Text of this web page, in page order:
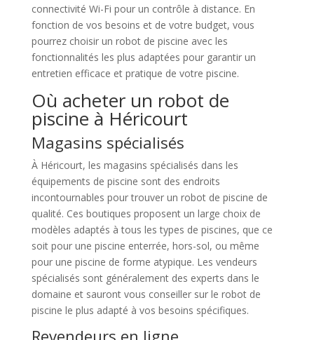
connectivité Wi-Fi pour un contrôle à distance. En
fonction de vos besoins et de votre budget, vous
pourrez choisir un robot de piscine avec les
fonctionnalités les plus adaptées pour garantir un
entretien efficace et pratique de votre piscine.
Où acheter un robot de
piscine à Héricourt
Magasins spécialisés
À Héricourt, les magasins spécialisés dans les
équipements de piscine sont des endroits
incontournables pour trouver un robot de piscine de
qualité. Ces boutiques proposent un large choix de
modèles adaptés à tous les types de piscines, que ce
soit pour une piscine enterrée, hors-sol, ou même
pour une piscine de forme atypique. Les vendeurs
spécialisés sont généralement des experts dans le
domaine et sauront vous conseiller sur le robot de
piscine le plus adapté à vos besoins spécifiques.
Revendeurs en ligne